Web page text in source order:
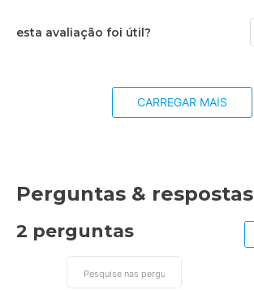
esta avaliação foi útil?
CARREGAR MAIS
Perguntas & respostas
2 perguntas